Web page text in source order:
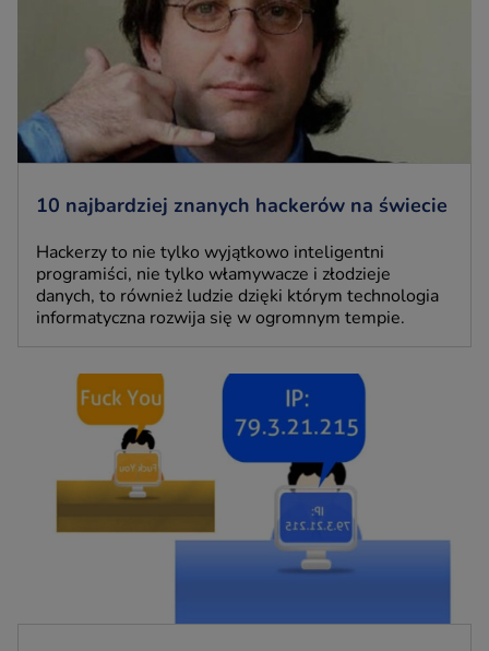
10 najbardziej znanych hackerów na świecie
Hackerzy to nie tylko wyjątkowo inteligentni
programiści, nie tylko włamywacze i złodzieje
danych, to również ludzie dzięki którym technologia
informatyczna rozwija się w ogromnym tempie.